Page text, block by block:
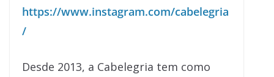
https://www.instagram.com/cabelegria
/
Desde 2013, a Cabelegria tem como